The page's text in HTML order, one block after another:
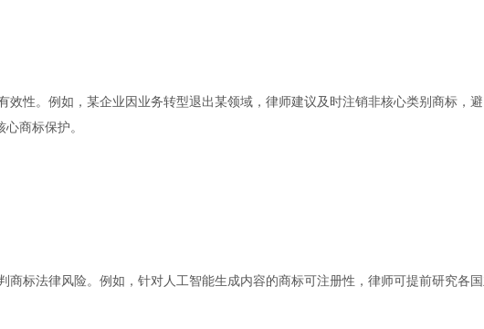
效性。例如，某企业因业务转型退出某领域，律师建议及时注销非核心类别商标，避
商标保护。
商标法律风险。例如，针对人工智能生成内容的商标可注册性，律师可提前研究各